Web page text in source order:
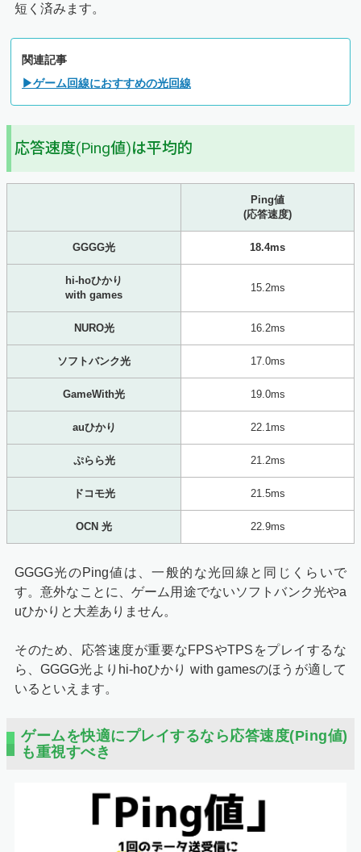
短く済みます。
関連記事
▶ゲーム回線におすすめの光回線
応答速度(Ping値)は平均的
Ping値
(応答速度)
GGGG光 18.4ms
hi-hoひかり
with games
15.2ms
NURO光 16.2ms
ソフトバンク光 17.0ms
GameWith光 19.0ms
auひかり 22.1ms
ぷらら光 21.2ms
ドコモ光 21.5ms
OCN 光 22.9ms
GGGG光のPing値は、一般的な光回線と同じくらいで
す。意外なことに、ゲーム用途でないソフトバンク光やa
uひかりと大差ありません。
そのため、応答速度が重要なFPSやTPSをプレイするな
ら、GGGG光よりhi-hoひかり with gamesのほうが適して
いるといえます。
ゲームを快適にプレイするなら応答速度(Ping値)
も重視すべき